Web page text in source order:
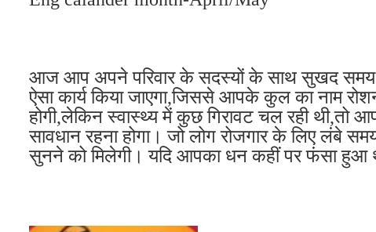
आज आप अपने परिवार के सदस्यों के साथ सुखद समय
ऐसा कार्य किया जाएगा,जिससे आपके कुल का नाम
होगी,लेकिन स्वास्थ्य में कुछ गिरावट चल रही थी,तो
सावधान रहना होगा। जो लोग रोजगार के लिए लंबे
सुनने को मिलेगी। यदि आपका धन कहीं पर फंसा हुआ